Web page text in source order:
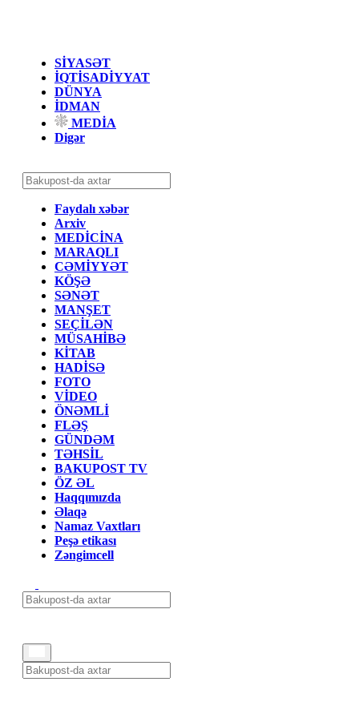
SİYASƏT
İQTİSADİYYAT
DÜNYA
İDMAN
MEDİA
Digər
Faydalı xəbər
Arxiv
MEDİCİNA
MARAQLI
CƏMİYYƏT
KÖŞƏ
SƏNƏT
MANŞET
SEÇİLƏN
MÜSAHİBƏ
KİTAB
HADİSƏ
FOTO
VİDEO
ÖNƏMLİ
FLƏŞ
GÜNDƏM
TƏHSİL
BAKUPOST TV
ÖZ ƏL
Haqqımızda
Əlaqə
Namaz Vaxtları
Peşə etikası
Zəngimcell